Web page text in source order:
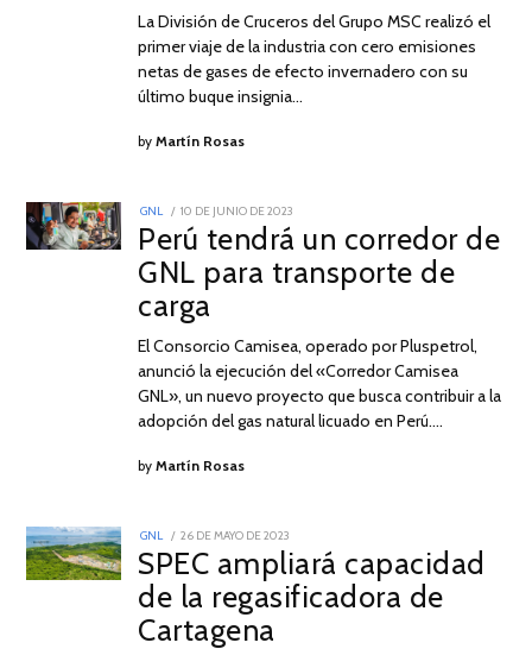
La División de Cruceros del Grupo MSC realizó el
primer viaje de la industria con cero emisiones
netas de gases de efecto invernadero con su
último buque insignia…
byMartín Rosas
GNL
POSTED
ON
10 DE JUNIO DE 2023
AGOSTO
DE
2023
Perú tendrá un corredor de
GNL para transporte de
carga
El Consorcio Camisea, operado por Pluspetrol,
anunció la ejecución del «Corredor Camisea
GNL», un nuevo proyecto que busca contribuir a la
adopción del gas natural licuado en Perú.…
byMartín Rosas
GNL
POSTED
ON
26 DE MAYO DE 2023
DE
MAYO
DE
2023
SPEC ampliará capacidad
de la regasificadora de
Cartagena